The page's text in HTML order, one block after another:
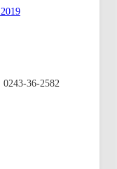
36-2582